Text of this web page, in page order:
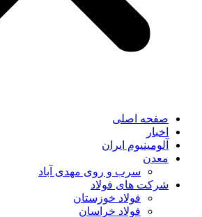
صفحه اصلی
اخبار
آلومینیوم ایران
معدن
سرب و روی مهدی آباد
شرکت های فولاد
فولاد خوزستان
فولاد خراسان